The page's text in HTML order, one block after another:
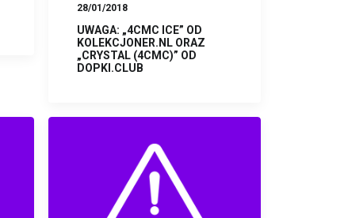
28/01/2018
UWAGA: „4CMC ICE” OD
KOLEKCJONER.NL ORAZ
„CRYSTAL (4CMC)” OD
DOPKI.CLUB